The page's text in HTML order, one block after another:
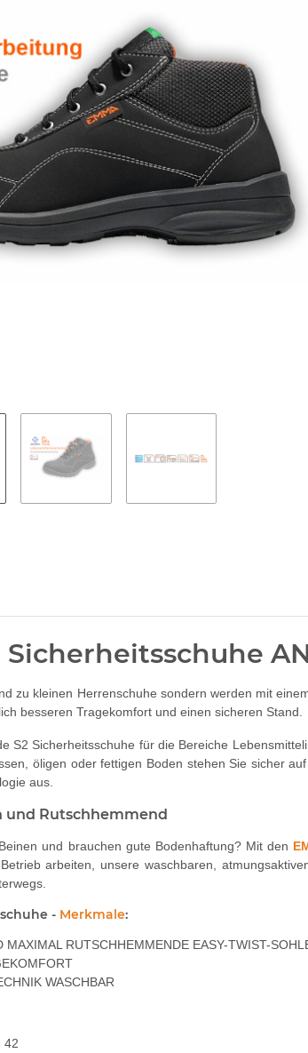
Sicherheitsschuhe
zu kleinen Herrenschuhe sondern werden mit
besseren Tragekomfort und einen sicheren Stand.
S2 Sicherheitsschuhe für die Bereiche
öligen oder fettigen Boden stehen Sie sicher
aus.
Rutschhemmend
und brauchen gute Bodenhaftung? Mit den
arbeiten, unsere waschbaren,
- Merkmale:
MAXIMAL RUTSCHHEMMENDE EASY-TWIST-
WASCHBAR
42